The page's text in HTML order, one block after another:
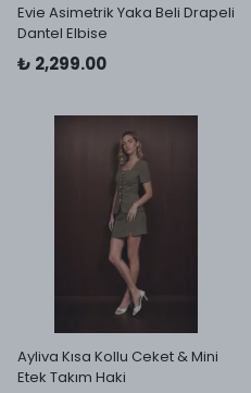
Evie Asimetrik Yaka Beli Drapeli
Dantel Elbise
₺ 2,299.00
Ayliva Kısa Kollu Ceket & Mini
Etek Takım Haki